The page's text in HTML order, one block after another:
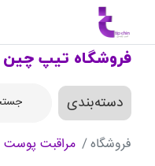
فروشگاه تیپ چین
دسته‌بندی
فروشگاه مراقبت پوست